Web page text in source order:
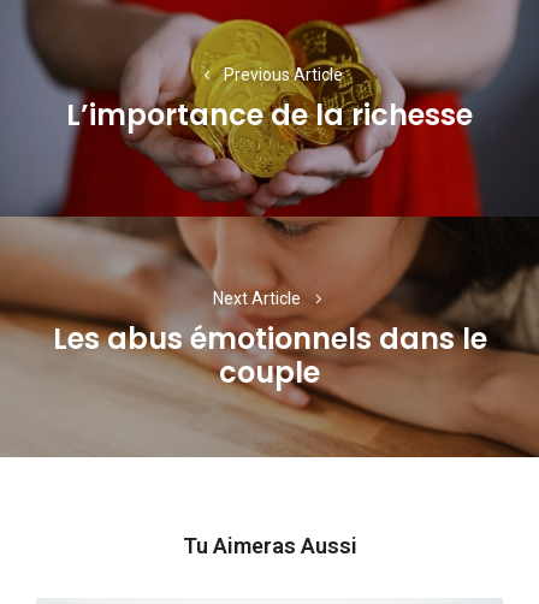
de
l’article
Previous Article
Previous
post:
L’importance de la richesse
Next Article
Next
post:
Les abus émotionnels dans le
couple
Tu Aimeras Aussi